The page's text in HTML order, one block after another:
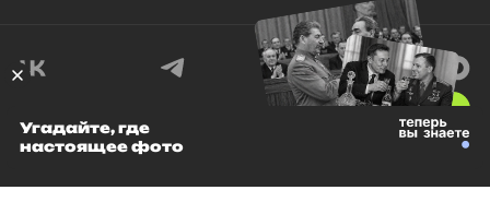
© 1999–2026 Все права защищены.
Угадайте, где
настоящее фото